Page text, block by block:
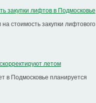
закупки лифтов в Подмосковье
стоимость закупки лифтового
летом
в Подмосковье планируется